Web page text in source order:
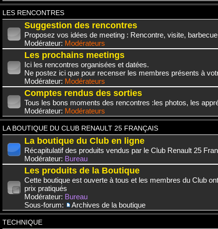
LES RENCONTRES
Suggestion des rencontres
Proposez vos idées de meeting : Rencontre, visite,
Modérateur: Modérateurs
Les prochains meetings
Ici les rencontres organisées et datées.
Ne postez ici que pour recenser les membres présents à
Modérateur: Modérateurs
Comptes rendus des sorties
Tous les bons moments des rencontres :les photos, les
Modérateur: Modérateurs
LA BOUTIQUE DU CLUB RENAULT 25 FRANÇAIS
La boutique du Club en ligne
Récapitulatif des produits vendus par le Club Renault 25
Modérateur: Bureau
Les produits de la Boutique
Cette boutique est ouverte à tous et les membres du Club
prix pratiqués
Modérateur: Bureau
Sous-forum:
Archives de la boutique
TECHNIQUE